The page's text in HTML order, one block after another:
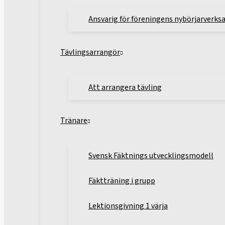
Ansvarig för föreningens
Tävlingsarrangör
Att arrangera tävling
Tränare
Svensk Fäktnings utvecklingsmodell
Fäktträning i grupp
Lektionsgivning 1 värja